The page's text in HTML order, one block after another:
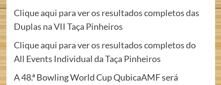
Clique aqui para ver os resultados completos das
Duplas na VII Taça Pinheiros
Clique aqui para ver os resultados completos do
All Events Individual da Taça Pinheiros
A 48.ª Bowling World Cup QubicaAMF será